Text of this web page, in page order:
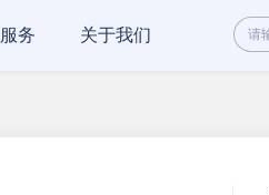
务 关于我们